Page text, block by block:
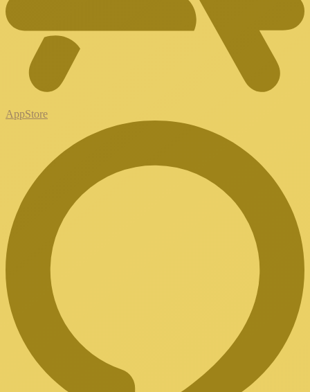
AppStore